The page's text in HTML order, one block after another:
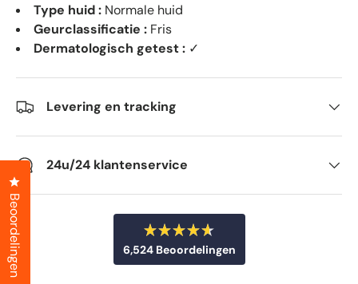
Type huid : Normale huid
Geurclassificatie : Fris
Dermatologisch getest : ✓
Levering en tracking
24u/24 klantenservice
e
o
6,524 Beoordelingen
Beoordelingen
Klik om het dialoogvenster met beoordelingen te openen